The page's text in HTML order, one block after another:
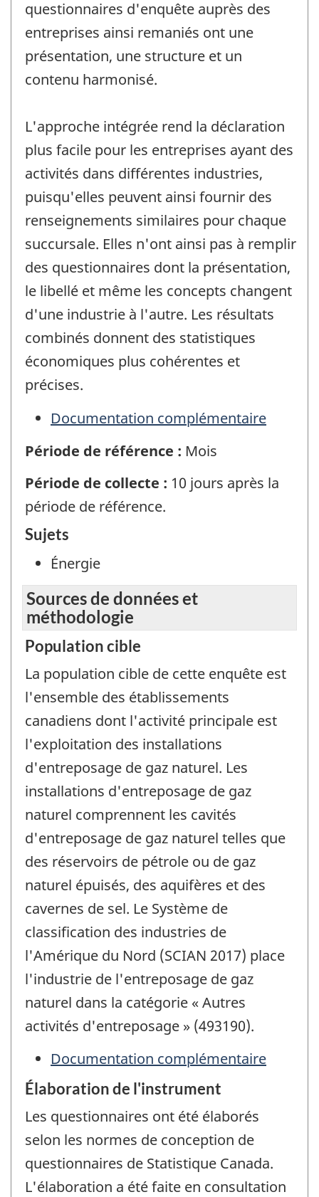
questionnaires d'enquête auprès des
entreprises ainsi remaniés ont une
présentation, une structure et un
contenu harmonisé.
L'approche intégrée rend la déclaration
plus facile pour les entreprises ayant des
activités dans différentes industries,
puisqu'elles peuvent ainsi fournir des
renseignements similaires pour chaque
succursale. Elles n'ont ainsi pas à remplir
des questionnaires dont la présentation,
le libellé et même les concepts changent
d'une industrie à l'autre. Les résultats
combinés donnent des statistiques
économiques plus cohérentes et
précises.
Documentation complémentaire
Période de référence : Mois
Période de collecte : 10 jours après la
période de référence.
Sujets
Énergie
Sources de données et
méthodologie
Population cible
La population cible de cette enquête est
l'ensemble des établissements
canadiens dont l'activité principale est
l'exploitation des installations
d'entreposage de gaz naturel. Les
installations d'entreposage de gaz
naturel comprennent les cavités
d'entreposage de gaz naturel telles que
des réservoirs de pétrole ou de gaz
naturel épuisés, des aquifères et des
cavernes de sel. Le Système de
classification des industries de
l'Amérique du Nord (SCIAN 2017) place
l'industrie de l'entreposage de gaz
naturel dans la catégorie « Autres
activités d'entreposage » (493190).
Documentation complémentaire
Élaboration de l'instrument
Les questionnaires ont été élaborés
selon les normes de conception de
questionnaires de Statistique Canada.
L'élaboration a été faite en consultation